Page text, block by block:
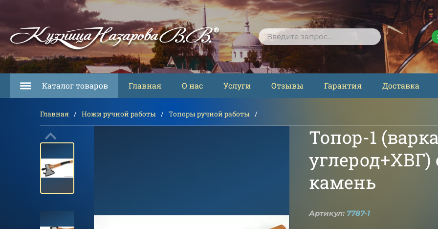
ПОИСК
Каталог товаров Главная О нас Услуги Отзывы Гарантия Доставка
Главная Ножи ручной работы Топоры ручной работы
Топор-1
камень
Артикул: 7787-1